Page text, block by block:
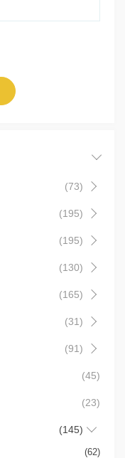
(73)
(195)
(195)
(130)
(165)
(31)
(91)
(45)
(23)
(145)
(62)